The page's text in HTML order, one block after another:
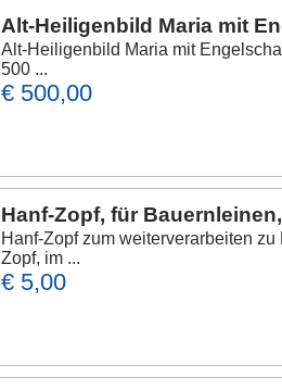
Alt-Heiligenbild Maria mit
Alt-Heiligenbild Maria mit
500 ...
€ 500,00
Hanf-Zopf, für
Hanf-Zopf zum weiterverarbeiten
Zopf, im ...
€ 5,00